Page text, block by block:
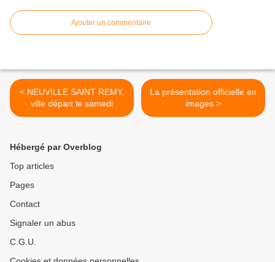
Ajouter un commentaire
< NEUVILLE SAINT REMY,
ville départ le samedi
La présentation officielle en
images >
Hébergé par Overblog
Top articles
Pages
Contact
Signaler un abus
C.G.U.